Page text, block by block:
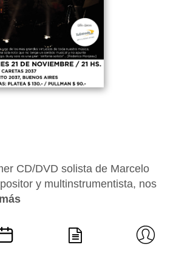
CD/DVD solista de Marcelo
y multinstrumentista, nos